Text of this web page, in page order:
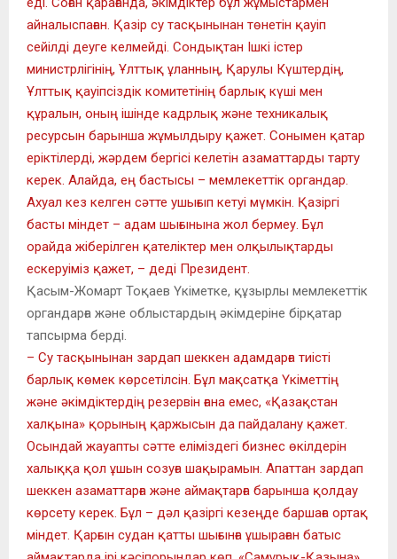
айналыспаған. Қазір су тасқынынан төнетін қауіп
сейілді деуге келмейді. Сондықтан Ішкі істер
министрлігінің, Ұлттық ұланның, Қарулы Күштердің,
Ұлттық қауіпсіздік комитетінің барлық күші мен
құралын, оның ішінде кадрлық және техникалық
ресурсын барынша жұмылдыру қажет. Сонымен қатар
еріктілерді, жәрдем бергісі келетін азаматтарды тарту
керек. Алайда, ең бастысы – мемлекеттік органдар.
Ахуал кез келген сәтте ушығып кетуі мүмкін. Қазіргі
басты міндет – адам шығынына жол бермеу. Бұл
орайда жіберілген қателіктер мен олқылықтарды
ескеруіміз қажет, – деді Президент.
Қасым-Жомарт Тоқаев Үкіметке, құзырлы мемлекеттік
органдарға және облыстардың әкімдеріне бірқатар
тапсырма берді.
– Су тасқынынан зардап шеккен адамдарға тиісті
барлық көмек көрсетілсін. Бұл мақсатқа Үкіметтің
және әкімдіктердің резервін ғана емес, «Қазақстан
халқына» қорының қаржысын да пайдалану қажет.
Осындай жауапты сәтте еліміздегі бизнес өкілдерін
халыққа қол ұшын созуға шақырамын. Апаттан зардап
шеккен азаматтарға және аймақтарға барынша қолдау
көрсету керек. Бұл – дәл қазіргі кезеңде баршаға ортақ
міндет. Қарғын судан қатты шығынға ұшыраған батыс